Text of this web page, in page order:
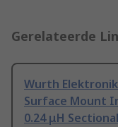
Gerelateerde
Wurth
Surface Mount
0.24 μH